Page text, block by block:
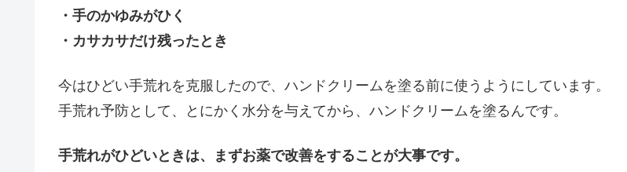
・手のかゆみがひく
・カサカサだけ残ったとき
今はひどい手荒れを克服したので、ハンドクリームを塗る前に使うようにしています。
手荒れ予防として、とにかく水分を与えてから、ハンドクリームを塗るんです。
手荒れがひどいときは、まずお薬で改善をすることが大事です。